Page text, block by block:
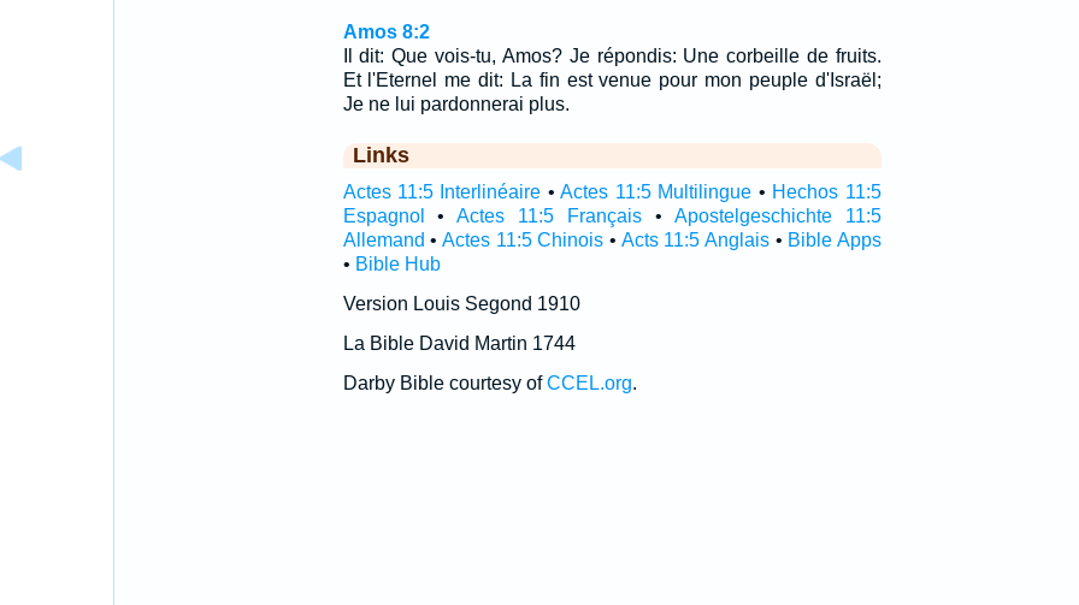
Amos 8:2
Il dit: Que vois-tu, Amos? Je répondis: Une corbeille de fruits.
Et l'Eternel me dit: La fin est venue pour mon peuple d'Israël;
Je ne lui pardonnerai plus.
Links
Actes 11:5 Interlinéaire •Actes 11:5 Multilingue • Hechos 11:5
Espagnol
•Actes 11:5 Français •Apostelgeschichte 11:5
Allemand • Actes 11:5 Chinois • Acts 11:5 Anglais• Bible Apps
• Bible Hub
Version Louis Segond 1910
La Bible David Martin 1744
Darby Bible courtesy ofCCEL.org.